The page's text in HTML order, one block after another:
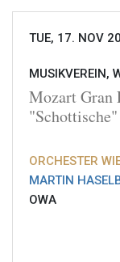
TUE, 17. NOV
MUSIKVEREIN,
Mozart Gran
"Schottische"
ORCHESTER
MARTIN
OWA